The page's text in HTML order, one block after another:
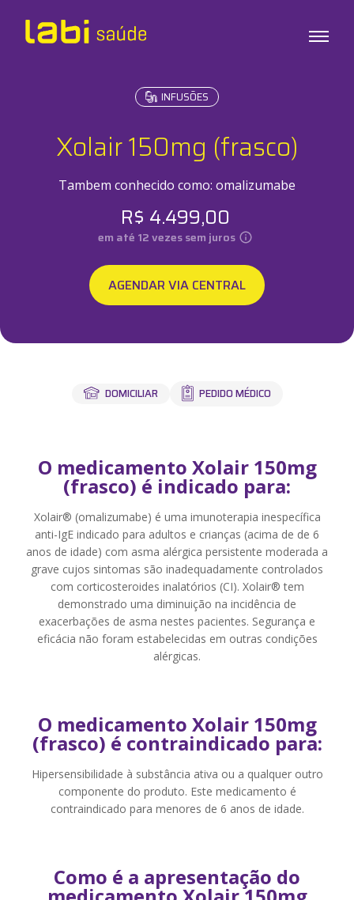
Labi em Casa
Minha conta
Meus Pedidos
Resultados
Entrarou Cadastrar-se
INFUSÕES
Xolair 150mg (frasco)
Tambem conhecido como: omalizumabe
R$ 4.499,00
em até 12vezes sem juros
AGENDAR VIA CENTRAL
DOMICILIAR PEDIDO MÉDICO
O medicamento Xolair 150mg
(frasco) é indicado para:
Xolair® (omalizumabe) é uma imunoterapia inespecífica
anti-IgE indicado para adultos e crianças (acima de de 6
anos de idade) com asma alérgica persistente moderada a
grave cujos sintomas são inadequadamente controlados
com corticosteroides inalatórios (CI). Xolair® tem
demonstrado uma diminuição na incidência de
exacerbações de asma nestes pacientes. Segurança e
eficácia não foram estabelecidas em outras condições
alérgicas.
O medicamento Xolair 150mg
(frasco) é contraindicado para:
Hipersensibilidade à substância ativa ou a qualquer outro
componente do produto. Este medicamento é
contraindicado para menores de 6 anos de idade.
Como é a apresentação do